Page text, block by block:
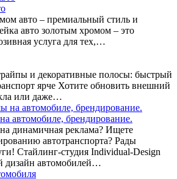
авто – премиальный стиль и
авто золотым хромом – это
услуга для тех,…
и декоративные полосы: быстрый
ярче Хотите обновить внешний
или даже…
автомобиле, брендирование.
динамичная реклама? Ищете
автотранспорта? Рады
Стайлинг-студия Individual-Design
дизайн автомобилей…